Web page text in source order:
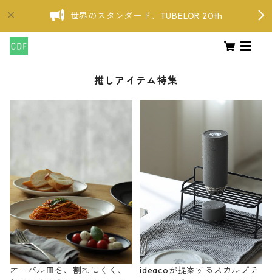
世界のスタンダード、TUBELOR 20th
推しアイテム特集
オーバル皿を、割れにくく、
ideacoが提案するスカルプチ